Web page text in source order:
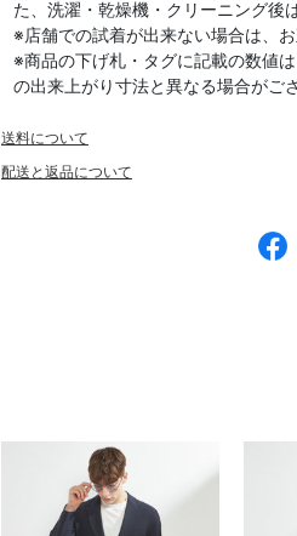
た、洗濯・乾燥機・クリーニング後
※店舗での試着が出来ない場合は、
※商品の下げ札・タグに記載の数値
の出来上がり寸法と異なる場合がご
送料について
配送と返品について